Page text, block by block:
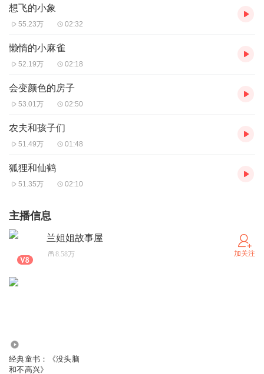
想飞的小象
55.23万 02:32
懒惰的小麻雀
52.19万 02:18
会变颜色的房子
53.01万 02:50
农夫和孩子们
51.49万 01:48
狐狸和仙鹤
51.35万 02:10
主播信息
兰姐姐故事屋
8.58万 加关注
经典童书：《没头脑
和不高兴》